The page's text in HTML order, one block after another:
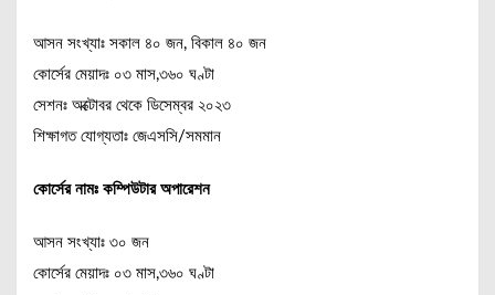
আসন সংখ্যাঃ সকাল ৪০ জন, বিকাল ৪০ জন
কোর্সের মেয়াদঃ ০৩ মাস,৩৬০ ঘণ্টা
সেশনঃ অক্টোবর থেকে ডিসেম্বর ২০২৩
শিক্ষাগত যোগ্যতাঃ জেএসসি/সমমান
কোর্সের নামঃ কম্পিউটার অপারেশন
আসন সংখ্যাঃ ৩০ জন
কোর্সের মেয়াদঃ ০৩ মাস,৩৬০ ঘণ্টা